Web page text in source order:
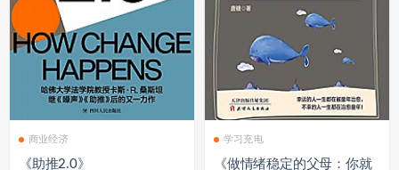
商业经济
《助推2.0》
学习充电
《做情绪稳定的父母：你就